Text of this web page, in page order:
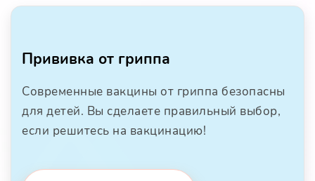
Прививка от гриппа
Современные вакцины от гриппа безопасны
для детей. Вы сделаете правильный выбор,
если решитесь на вакцинацию!